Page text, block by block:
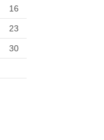
16
23
30